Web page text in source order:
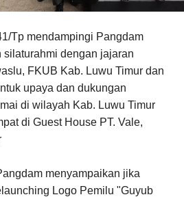
Tp mendampingi Pangdam
dengan jajaran
FKUB Kab. Luwu Timur dan
upaya dan dukungan
di wilayah Kab. Luwu Timur
di Guest House PT. Vale,
menyampaikan jika
Logo Pemilu "Guyub